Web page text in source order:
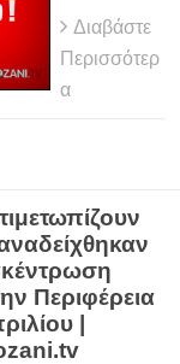
Διαβάστε
Περισσότερ
α
Περιφέρεια
|